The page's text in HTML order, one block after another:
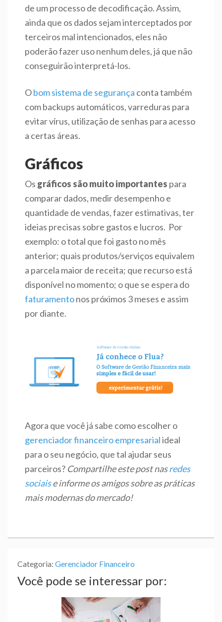
de um processo de decodificação. Assim,
ainda que os dados sejam interceptados por
terceiros mal intencionados, eles não
poderão fazer uso nenhum deles, já que não
conseguirão interpretá-los.
Obom sistema de segurança conta também
com backups automáticos, varreduras para
evitar vírus, utilização de senhas para acesso
a certas áreas.
Gráficos
Os gráficos são muito importantes para
comparar dados, medir desempenho e
quantidade de vendas, fazer estimativas, ter
ideias precisas sobre gastos e lucros. Por
exemplo: o total que foi gasto no mês
anterior; quais produtos/serviços equivalem
a parcela maior de receita; que recurso está
disponível no momento; o que se espera do
faturamentonos próximos 3 meses e assim
por diante.
Agora que você já sabe como escolher o
gerenciador financeiro empresarialideal
para o seu negócio, que tal ajudar seus
parceiros? Compartilhe este post nasredes
sociaise informe os amigos sobre as práticas
mais modernas do mercado!
Categoria: Gerenciador Financeiro
Você pode se interessar por: